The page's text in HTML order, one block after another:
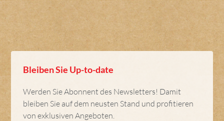
Bleiben Sie Up-to-date
Werden Sie Abonnent des Newsletters! Damit
bleiben Sie auf dem neusten Stand und profitieren
von exklusiven Angeboten.